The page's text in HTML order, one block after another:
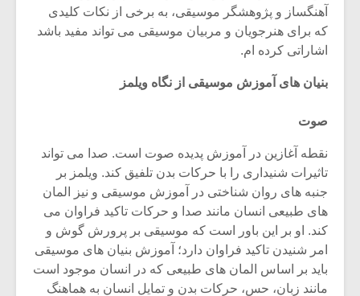
آهنگساز و پژوهشگر موسیقی، به برخی از نکات کلیدی
که برای هنرجویان و مربیان موسیقی می تواند مفید باشد
اشاراتی کرده ام.
بنیان های آموزش موسیقی از نگاه ویلمز
صوت
نقطه آغازین در آموزش پدیده صوت است. صدا می تواند
تاثیرات شنیداری را با حرکات بدن تلفیق کند. ویلمز بر
جنبه های روان شناختی در آموزش موسیقی و نیز المان
های طبیعی انسان مانند صدا و حرکات تاکید فراوان می
کند. او بر این باور است که موسیقی بر پرورش گوش و
امر شنیدن تاکید فراوان دارد؛ آموزش بنیان های موسیقی
باید بر اساس المان های طبیعی که در انسان موجود است
مانند زبان، حس، حرکات بدن و تمایل انسان به هماهنگ